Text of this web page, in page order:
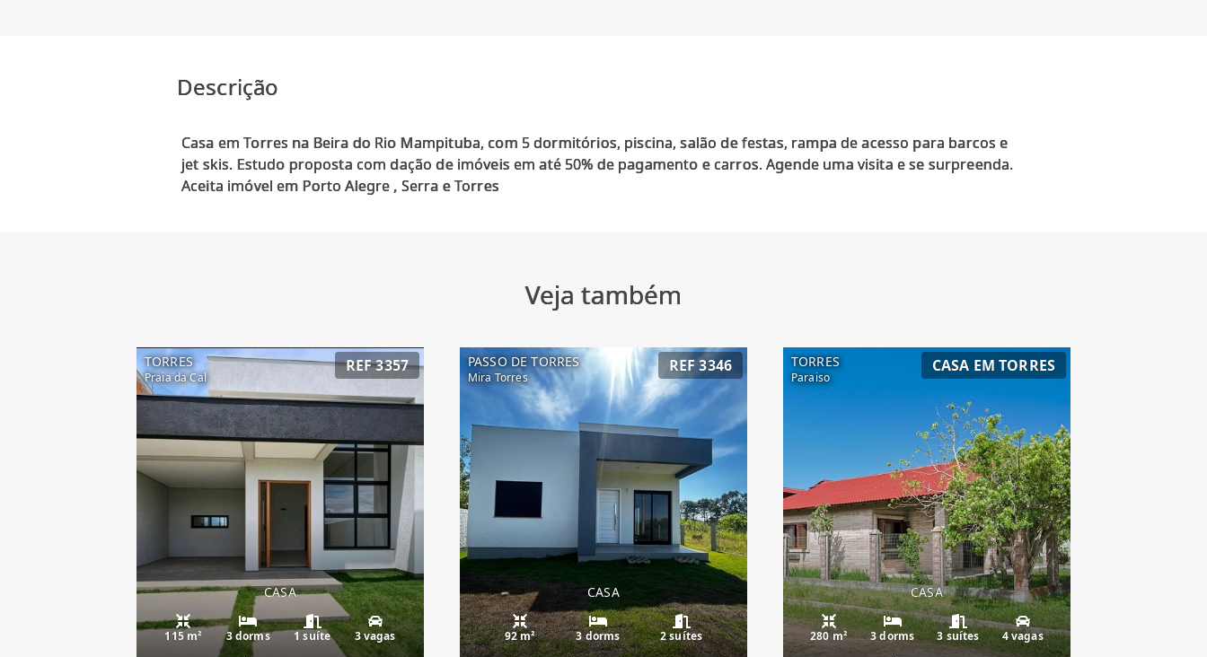
Descrição
Casa em Torres na Beira do Rio Mampituba, com 5 dormitórios, piscina, salão de festas, rampa de acesso para barcos e
jet skis. Estudo proposta com dação de imóveis em até 50% de pagamento e carros. Agende uma visita e se surpreenda.
Veja também
TORRES
Praia da Cal
REF 3357
CASA
115 m² 3 dorms 1 suíte 3 vagas
PASSO DE TORRES
Mira Torres
REF 3346
CASA
92 m² 3 dorms 2 suítes
TORRES
Paraiso
CASA EM TORRES
CASA
280 m² 3 dorms 3 suítes 4 vagas